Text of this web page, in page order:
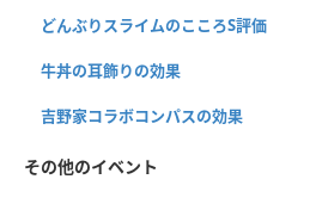
どんぶりスライムのこころS評価
牛丼の耳飾りの効果
吉野家コラボコンパスの効果
その他のイベント